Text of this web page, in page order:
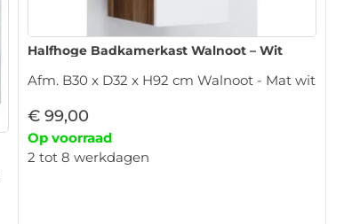
Halfhoge Badkamerkast Walnoot – Wit
Afm. B30 x D32 x H92 cm Walnoot - Mat wit
€99,00
Op voorraad
2 tot 8 werkdagen